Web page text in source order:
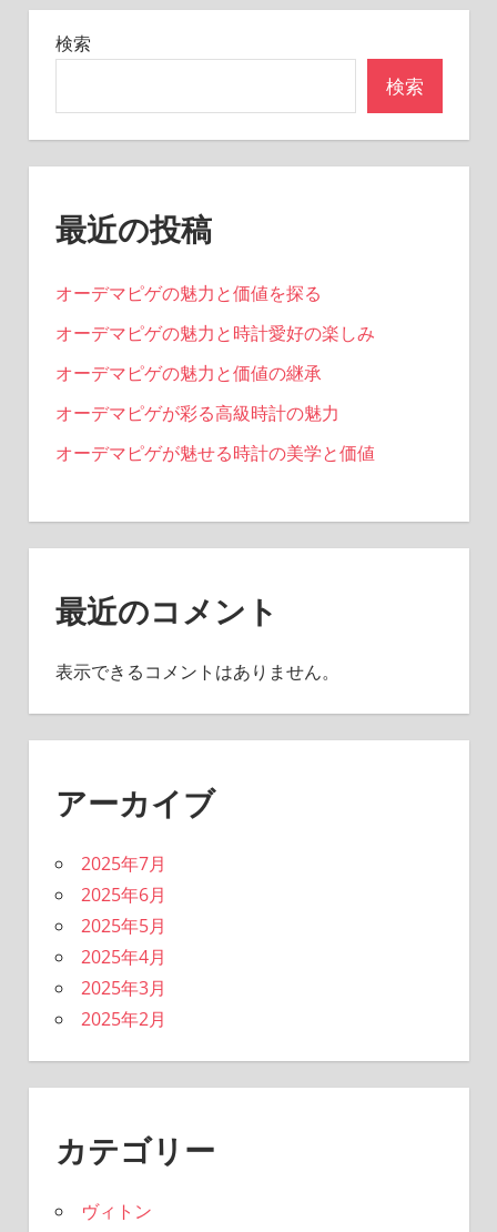
の
ー
ジ
り
記
検索
検索
最近の投稿
オーデマピゲの魅力と価値を探る
オーデマピゲの魅力と時計愛好の楽しみ
オーデマピゲの魅力と価値の継承
オーデマピゲが彩る高級時計の魅力
オーデマピゲが魅せる時計の美学と価値
最近のコメント
表示できるコメントはありません。
アーカイブ
2025年7月
2025年6月
2025年5月
2025年4月
2025年3月
2025年2月
カテゴリー
ヴィトン